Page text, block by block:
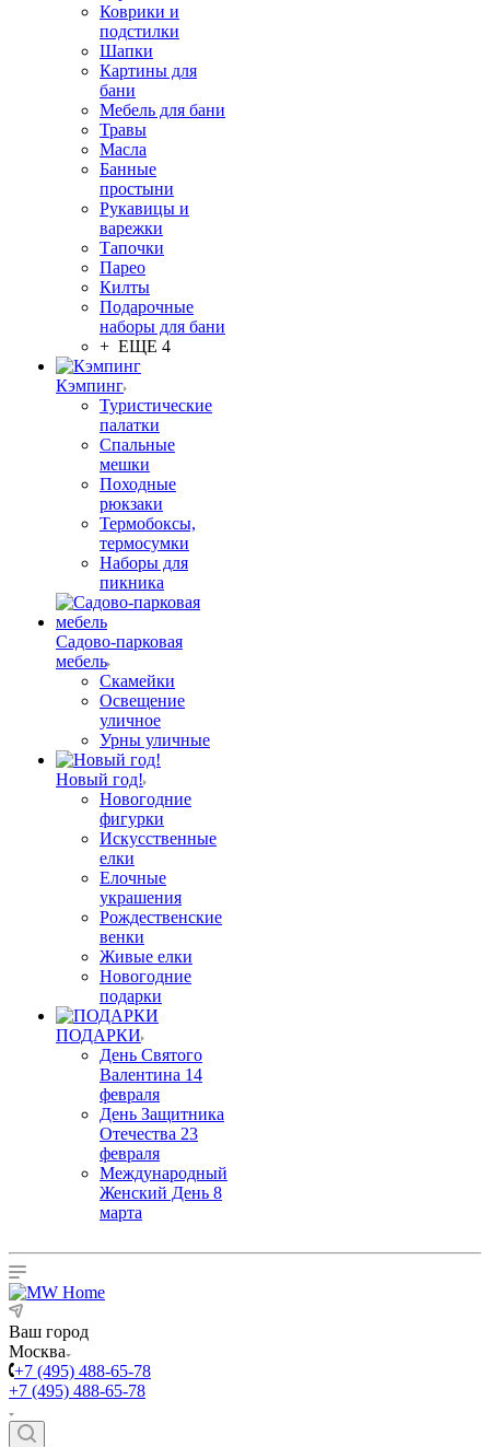
Коврики и
подстилки
Шапки
Картины для
бани
Мебель для бани
Травы
Масла
Банные
простыни
Рукавицы и
варежки
Тапочки
Парео
Килты
Подарочные
наборы для бани
+ ЕЩЕ 4
Кэмпинг
Туристические
палатки
Спальные
мешки
Походные
рюкзаки
Термобоксы,
термосумки
Наборы для
пикника
Садово-парковая
мебель
Скамейки
Освещение
уличное
Урны уличные
Новый год!
Новогодние
фигурки
Искусственные
елки
Елочные
украшения
Рождественские
венки
Живые елки
Новогодние
подарки
ПОДАРКИ
День Святого
Валентина 14
февраля
День Защитника
Отечества 23
февраля
Международный
Женский День 8
марта
Ваш город
Москва
+7 (495) 488-65-78
+7 (495) 488-65-78